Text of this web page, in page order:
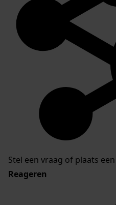
Stel een vraag of plaats
Reageren